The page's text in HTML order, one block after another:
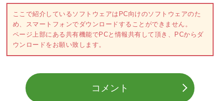
ここで紹介しているソフトウェアはPC向けのソフトウェアのた
め、スマートフォンでダウンロードすることができません。
ページ上部にある共有機能でPCと情報共有して頂き、PCからダ
ウンロードをお願い致します。
コメント